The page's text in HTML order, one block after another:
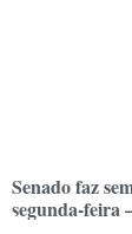
Senado faz
segunda-feira